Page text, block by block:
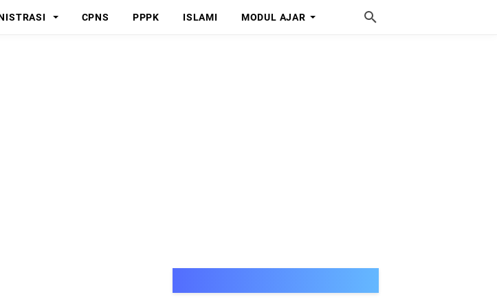
CPNS PPPK ISLAMI MODUL AJAR